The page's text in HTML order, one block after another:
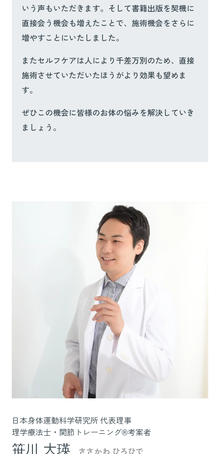
いう声もいただきます。そして書籍出版を契機に
直接会う機会も増えたことで、施術機会をさらに
増やすことにいたしました。
またセルフケアは人により千差万別のため、直接
施術させていただいたほうがより効果も望めま
す。
ぜひこの機会に皆様のお体の悩みを解決していき
ましょう。
日本身体運動科学研究所 代表理事
理学療法士・関節トレーニング®考案者
笹川 大瑛 ささかわ ひろひで